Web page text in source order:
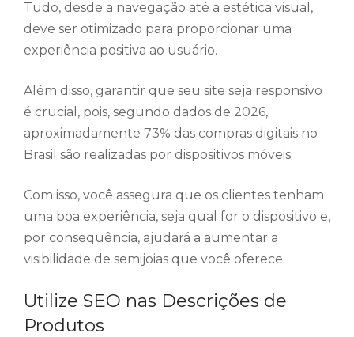
Tudo, desde a navegação até a estética visual,
deve ser otimizado para proporcionar uma
experiência positiva ao usuário.
Além disso, garantir que seu site seja responsivo
é crucial, pois, segundo dados de 2026,
aproximadamente 73% das compras digitais no
Brasil são realizadas por dispositivos móveis.
Com isso, você assegura que os clientes tenham
uma boa experiência, seja qual for o dispositivo e,
por consequência, ajudará a aumentar a
visibilidade de semijoias que você oferece.
Utilize SEO nas Descrições de
Produtos